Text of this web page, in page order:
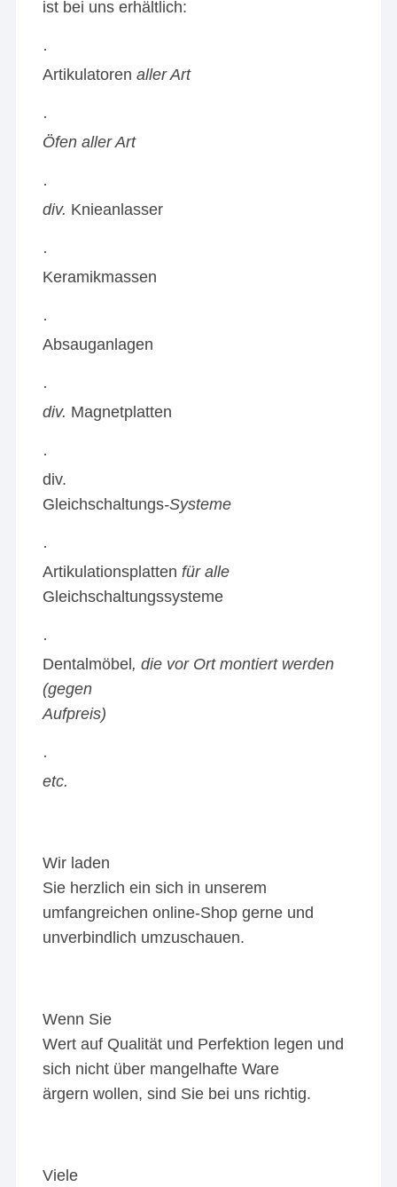
ist bei uns erhältlich:
·
Artikulatorenaller Art
·
Öfen aller Art
·
div. Knieanlasser
·
Keramikmassen
·
Absauganlagen
·
div. Magnetplatten
·
div.
Gleichschaltungs-Systeme
·
Artikulationsplatten für alle
Gleichschaltungssysteme
·
Dentalmöbel, die vor Ort montiert werden
(gegen
Aufpreis)
·
etc.
Wir laden
Sie herzlich ein sich in unserem
umfangreichen online-Shop gerne und
unverbindlich umzuschauen.
Wenn Sie
Wert auf Qualität und Perfektion legen und
sich nicht über mangelhafte Ware
ärgern wollen, sind Sie bei uns richtig.
Viele